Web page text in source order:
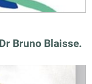
Bruno Blaisse.